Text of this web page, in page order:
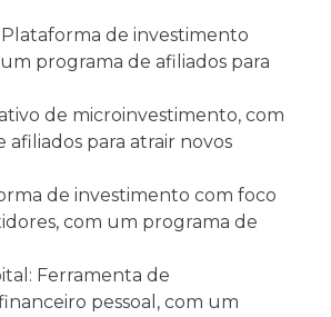
de investimento
programa de afiliados para
de microinvestimento, com
para atrair novos
de investimento com foco
com um programa de
Ferramenta de
pessoal, com um